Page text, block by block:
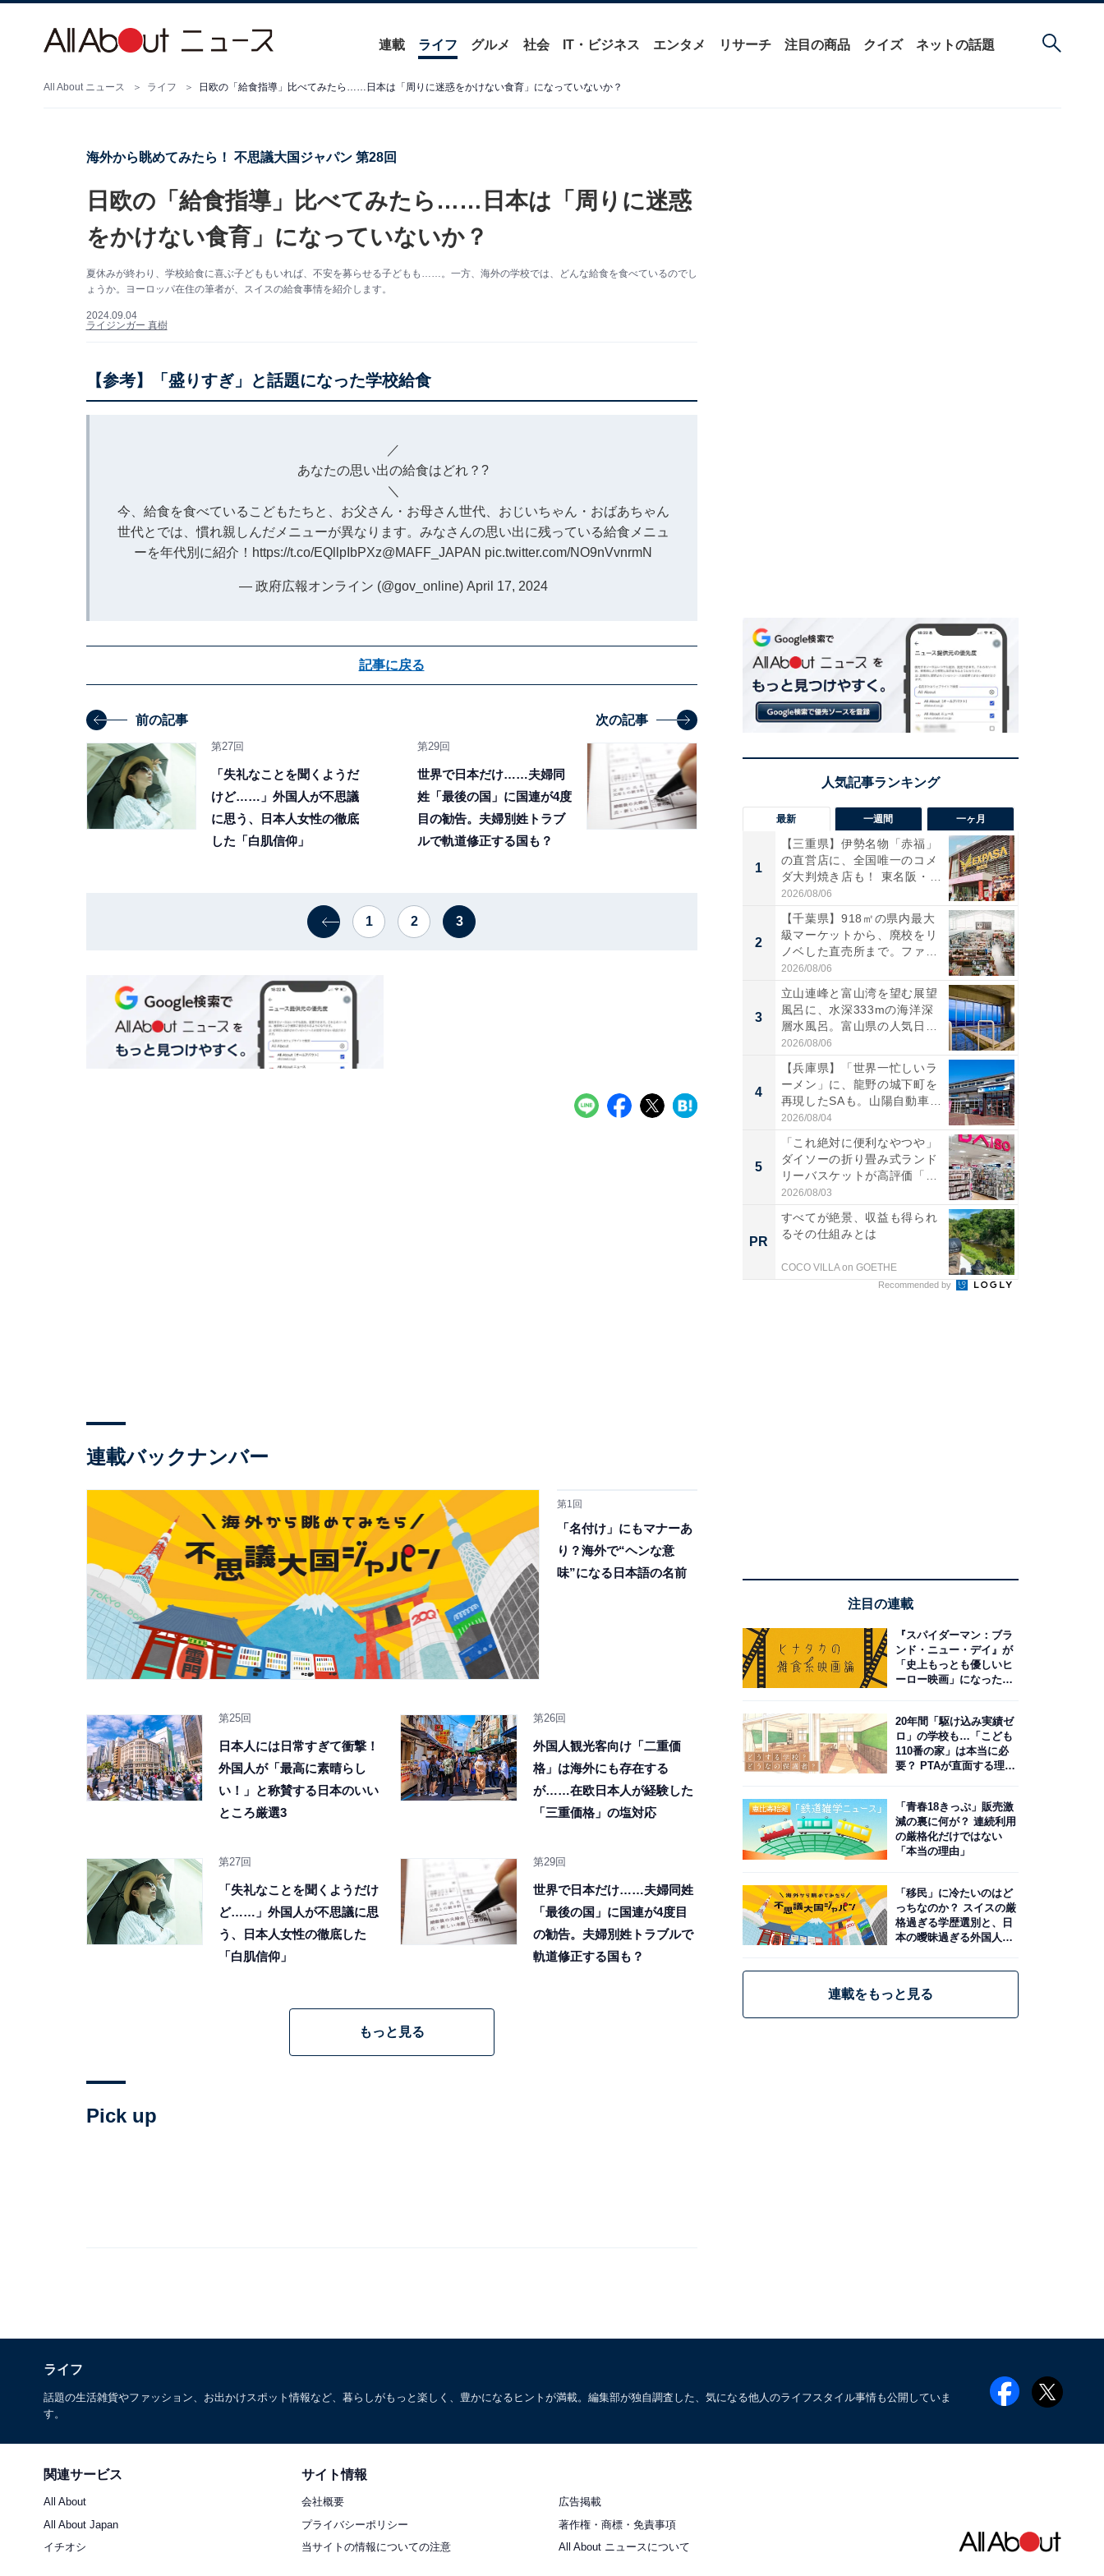
連載 ライフ グルメ 社会 IT・ビジネス エンタメ リサーチ 注目の商品 クイズ ネットの話題
All About ニュース ライフ 日欧の「給食指導」比べてみたら……日本は「周りに迷惑をかけない食育」になっていないか？
海外から眺めてみたら！ 不思議大国ジャパン 第28回
日欧の「給食指導」比べてみたら……日本は「周りに迷惑
をかけない食育」になっていないか？
夏休みが終わり、学校給食に喜ぶ子どももいれば、不安を募らせる子どもも……。一方、海外の学校では、どんな給食を食べているのでし
ょうか。ヨーロッパ在住の筆者が、スイスの給食事情を紹介します。
2024.09.04
ライジンガー 真樹
【参考】「盛りすぎ」と話題になった学校給食
／
あなたの思い出の給食はどれ？?
＼
今、給食を食べているこどもたちと、お父さん・お母さん世代、おじいちゃん・おばあちゃん
世代とでは、慣れ親しんだメニューが異なります。みなさんの思い出に残っている給食メニュ
ーを年代別に紹介！ https://t.co/EQllpIbPXz@MAFF_JAPAN pic.twitter.com/NO9nVvnrmN
— 政府広報オンライン (@gov_online) April 17, 2024
記事に戻る
前の記事
第27回
「失礼なことを聞くようだ
けど……」外国人が不思議
に思う、日本人女性の徹底
した「白肌信仰」
次の記事
第29回
世界で日本だけ……夫婦同
姓「最後の国」に国連が4度
目の勧告。夫婦別姓トラブ
ルで軌道修正する国も？
1 2 3
連載バックナンバー
第1回
「名付け」にもマナーあ
り？海外で“ヘンな意
味”になる日本語の名前
第25回
日本人には日常すぎて衝撃！
外国人が「最高に素晴らし
い！」と称賛する日本のいい
ところ厳選3
第26回
外国人観光客向け「二重価
格」は海外にも存在する
が……在欧日本人が経験した
「三重価格」の塩対応
第27回
「失礼なことを聞くようだけ
ど……」外国人が不思議に思
う、日本人女性の徹底した
「白肌信仰」
第29回
世界で日本だけ……夫婦同姓
「最後の国」に国連が4度目
の勧告。夫婦別姓トラブルで
軌道修正する国も？
もっと見る
Pick up
最新 一週間 一ヶ月
1
【三重県】伊勢名物「赤福」
の直営店に、全国唯一のコメ
ダ大判焼き店も！ 東名阪・
伊...
2026/08/06
2
【千葉県】918㎡の県内最大
級マーケットから、廃校をリ
ノベした直売所まで。ファ
ー...
2026/08/06
3
立山連峰と富山湾を望む展望
風呂に、水深333mの海洋深
層水風呂。富山県の人気日
帰...
2026/08/06
4
【兵庫県】「世界一忙しいラ
ーメン」に、龍野の城下町を
再現したSAも。山陽自動車
道...
2026/08/04
5
「これ絶対に便利なやつや」
ダイソーの折り畳み式ランド
リーバスケットが高評価「使
わ...
2026/08/03
PR
すべてが絶景、収益も得られ
るその仕組みとは
COCO VILLA on GOETHE
Recommended by
注目の連載
『スパイダーマン：ブラ
ンド・ニュー・デイ』が
「史上もっとも優しいヒ
ーロー映画」になった理
20年間「駆け込み実績ゼ
ロ」の学校も…「こども
110番の家」は本当に必
要？ PTAが直面する理想
「青春18きっぷ」販売激
減の裏に何が？ 連続利用
の厳格化だけではない
「本当の理由」
「移民」に冷たいのはど
っちなのか？ スイスの厳
格過ぎる学歴選別と、日
本の曖昧過ぎる外国人政
連載をもっと見る
ライフ
話題の生活雑貨やファッション、お出かけスポット情報など、暮らしがもっと楽しく、豊かになるヒントが満載。編集部が独自調査した、気になる他人のライフスタイル事情も公開していま
す。
関連サービス
All About
All About Japan
イチオシ
サイト情報
会社概要
広告掲載
プライバシーポリシー
著作権・商標・免責事項
当サイトの情報についての注意
All About ニュースについて